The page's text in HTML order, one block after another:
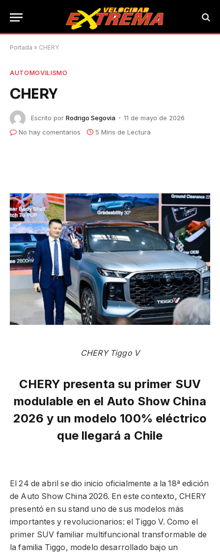
Portada » CHERY
AUTOMOVILISMO
CHERY
Escrito por Rodrigo Segovia
11 de mayo de 2026
No hay comentarios
5 Mins de Lectura
CHERY Tiggo V
CHERY presenta su primer SUV
modulable en el Auto Show China
2026 y un modelo 100% eléctrico
que llegará a Chile
El 24 de abril se dio inicio oficialmente a la 18ª edición
de Auto Show China 2026. En este contexto, CHERY
presentó en su stand uno de sus modelos más
importantes y revolucionarios: el Tiggo V. Como el
primer SUV familiar multifuncional transformable de
la familia Tiggo, modelo desarrollado bajo un